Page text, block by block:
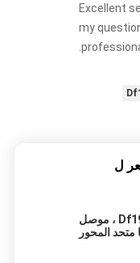
Excellent
my
ل
مجموعة كبل Df19 LVDS ، موصل